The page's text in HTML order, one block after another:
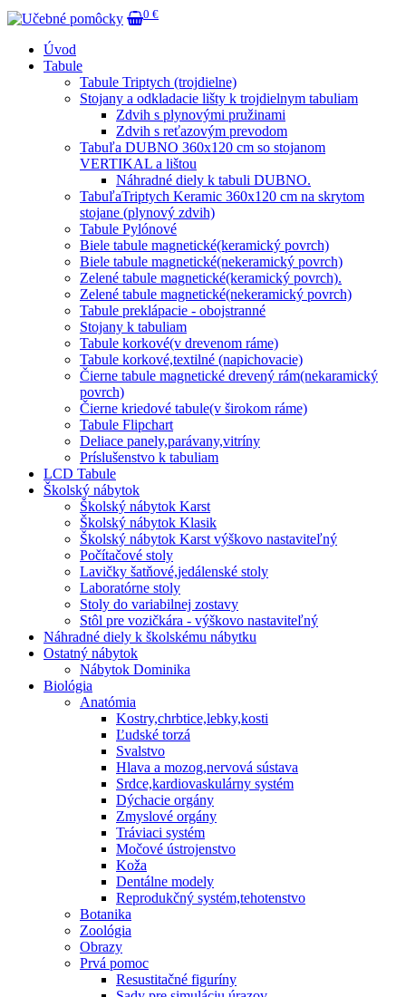
0 €
Úvod
Tabule
Tabule Triptych (trojdielne)
Stojany a odkladacie lišty k trojdielnym tabuliam
Zdvih s plynovými pružinami
Zdvih s reťazovým prevodom
Tabuľa DUBNO 360x120 cm so stojanom
VERTIKAL a lištou
Náhradné diely k tabuli DUBNO.
TabuľaTriptych Keramic 360x120 cm na skrytom
stojane (plynový zdvih)
Tabule Pylónové
Biele tabule magnetické(keramický povrch)
Biele tabule magnetické(nekeramický povrch)
Zelené tabule magnetické(keramický povrch).
Zelené tabule magnetické(nekeramický povrch)
Tabule preklápacie - obojstranné
Stojany k tabuliam
Tabule korkové(v drevenom ráme)
Tabule korkové,textilné (napichovacie)
Čierne tabule magnetické drevený rám(nekaramický
povrch)
Čierne kriedové tabule(v širokom ráme)
Tabule Flipchart
Deliace panely,parávany,vitríny
Príslušenstvo k tabuliam
LCD Tabule
Školský nábytok
Školský nábytok Karst
Školský nábytok Klasik
Školský nábytok Karst výškovo nastaviteľný
Počítačové stoly
Lavičky šatňové,jedálenské stoly
Laboratórne stoly
Stoly do variabilnej zostavy
Stôl pre vozičkára - výškovo nastaviteľný
Náhradné diely k školskému nábytku
Ostatný nábytok
Nábytok Dominika
Biológia
Anatómia
Kostry,chrbtice,lebky,kosti
Ľudské torzá
Svalstvo
Hlava a mozog,nervová sústava
Srdce,kardiovaskulárny systém
Dýchacie orgány
Zmyslové orgány
Tráviaci systém
Močové ústrojenstvo
Koža
Dentálne modely
Reprodukčný systém,tehotenstvo
Botanika
Zoológia
Obrazy
Prvá pomoc
Resustitačné figuríny